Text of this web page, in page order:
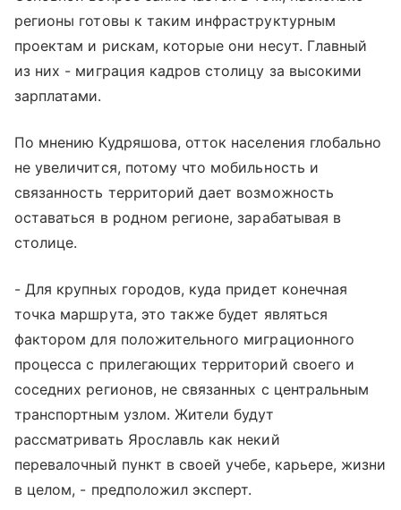
регионы готовы к таким инфраструктурным
проектам и рискам, которые они несут. Главный
из них - миграция кадров столицу за высокими
зарплатами.
По мнению Кудряшова, отток населения глобально
не увеличится, потому что мобильность и
связанность территорий дает возможность
оставаться в родном регионе, зарабатывая в
столице.
- Для крупных городов, куда придет конечная
точка маршрута, это также будет являться
фактором для положительного миграционного
процесса с прилегающих территорий своего и
соседних регионов, не связанных с центральным
транспортным узлом. Жители будут
рассматривать Ярославль как некий
перевалочный пункт в своей учебе, карьере, жизни
в целом, - предположил эксперт.